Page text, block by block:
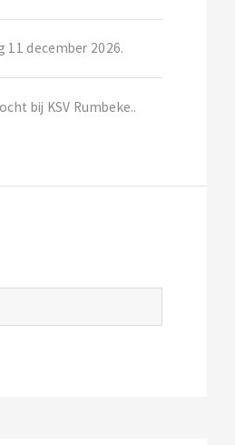
11 december 2026.
bij KSV Rumbeke..